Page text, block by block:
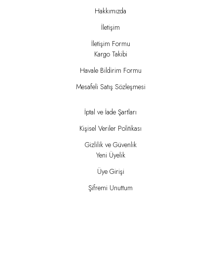
Hakkımızda
İletişim
İletişim Formu
Kargo Takibi
Havale Bildirim Formu
Mesafeli Satış Sözleşmesi
İptal ve İade Şartları
Kişisel Veriler Politikası
Gizlilik ve Güvenlik
Yeni Üyelik
Üye Girişi
Şifremi Unuttum